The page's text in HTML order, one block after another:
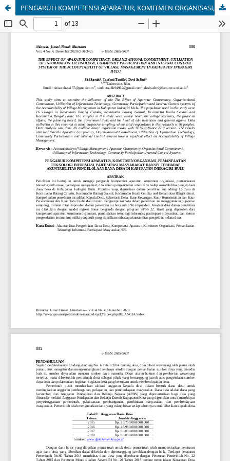
PENGARUH KOMPETENSI APARATUR, KOMITMEN ORGANISASI, PEMANFAATAN TEKNOLOGI INFORMASI, PARTISIPASI MASYARAKAT DAN SPI TERHADAP AKUNTABILITAS PENGELOLAAN DANA DESA DI KABUPATEN INDRAGIRI HULU